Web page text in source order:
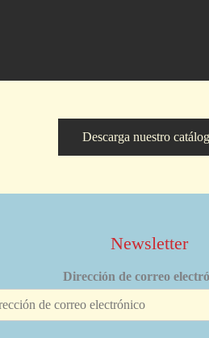
Descarga nuestro
Newsletter
Dirección de correo